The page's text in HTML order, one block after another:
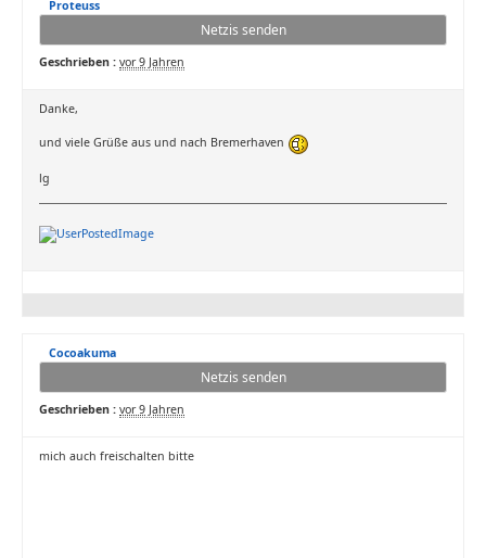
Proteuss
Netzis senden
Geschrieben : vor 9 Jahren
Danke,
und viele Grüße aus und nach Bremerhaven
lg
Cocoakuma
Netzis senden
Geschrieben : vor 9 Jahren
mich auch freischalten bitte